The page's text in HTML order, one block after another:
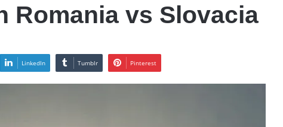
Romania vs Slovacia
LinkedIn Tumblr Pinterest